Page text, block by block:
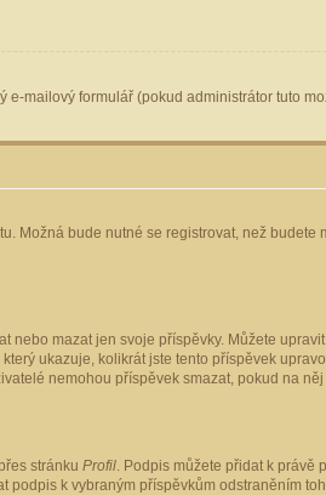
mailový formulář (pokud administrátor tuto
Možná bude nutné se registrovat, než
nebo mazat jen svoje příspěvky. Můžete
ukazuje, kolikrát jste tento příspěvek
nemohou příspěvek smazat, pokud na
stránku Profil. Podpis můžete přidat k právě
k vybraným příspěvkům odstraněním